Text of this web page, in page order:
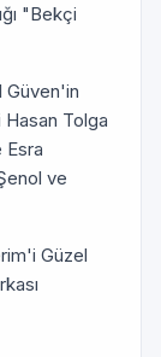
"Bekçi
Güven'in
Hasan Tolga
Esra
ve
Güzel